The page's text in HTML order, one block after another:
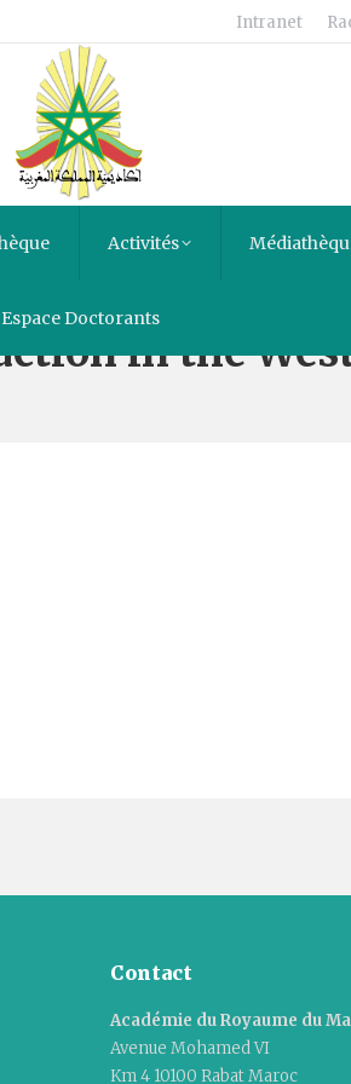
Intranet
Activités
Espace Doctorants
in the
Contact
Académie du Royaume du
Avenue Mohamed VI
Km 4 10100 Rabat Maroc